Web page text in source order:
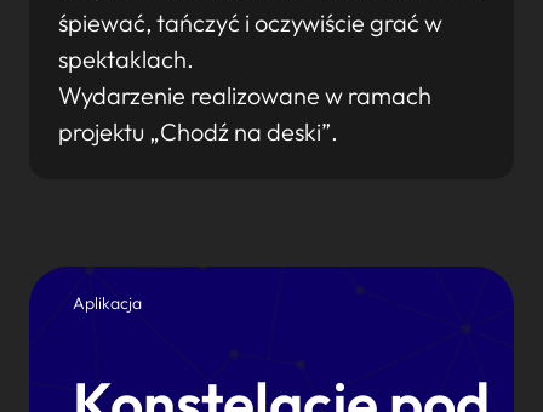
śpiewać, tańczyć i oczywiście grać w
spektaklach.
Wydarzenie realizowane w ramach
projektu „Chodź na deski”.
Aplikacja